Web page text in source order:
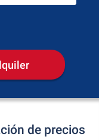
de precios